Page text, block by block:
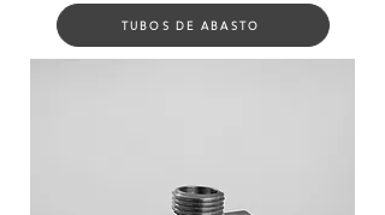
TUBOS DE ABASTO